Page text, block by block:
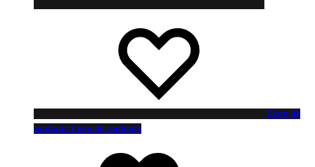
Liste de
souhaits Liste de souhaits